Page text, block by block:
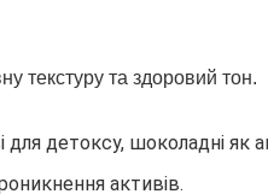
текстуру та здоровий тон.
для детоксу, шоколадні як
активів.